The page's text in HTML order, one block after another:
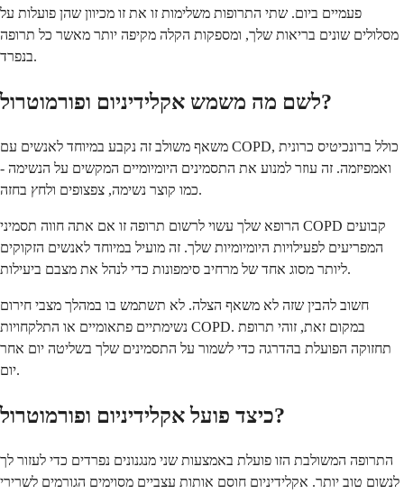
פעמיים ביום. שתי התרופות משלימות זו את זו מכיוון שהן פועלות על
מסלולים שונים בריאות שלך, ומספקות הקלה מקיפה יותר מאשר כל תרופה
בנפרד.
לשם מה משמש אקלידיניום ופורמוטרול?
משאף משולב זה נקבע במיוחד לאנשים עם COPD, כולל ברונכיטיס כרונית
ואמפיזמה. זה עוזר למנוע את התסמינים היומיומיים המקשים על הנשימה -
כמו קוצר נשימה, צפצופים ולחץ בחזה.
הרופא שלך עשוי לרשום תרופה זו אם אתה חווה תסמיני COPD קבועים
המפריעים לפעילויות היומיומיות שלך. זה מועיל במיוחד לאנשים הזקוקים
ליותר מסוג אחד של מרחיב סימפונות כדי לנהל את מצבם ביעילות.
חשוב להבין שזה לא משאף הצלה. לא תשתמש בו במהלך מצבי חירום
נשימתיים פתאומיים או התלקחויות COPD. במקום זאת, זוהי תרופת
תחזוקה הפועלת בהדרגה כדי לשמור על התסמינים שלך בשליטה יום אחר
יום.
כיצד פועל אקלידיניום ופורמוטרול?
התרופה המשולבת הזו פועלת באמצעות שני מנגנונים נפרדים כדי לעזור לך
לנשום טוב יותר. אקלידיניום חוסם אותות עצביים מסוימים הגורמים לשרירי